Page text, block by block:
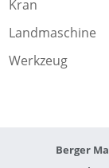
Kran
Landmaschine
Werkzeug
Berger